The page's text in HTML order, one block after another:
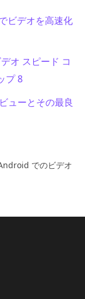
ビデオを高速化
オ スピード コ
プ 8
ューとその最良
でのビデオ